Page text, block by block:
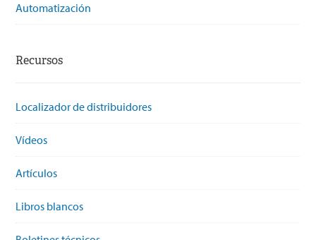
Automatización
Recursos
Localizador de distribuidores
Vídeos
Artículos
Libros blancos